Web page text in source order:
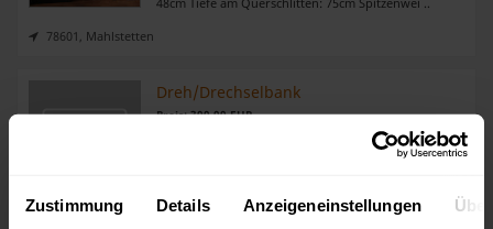
Zustimmung Details Anzeigeneinstellungen
78601, Mahlstetten
Dreh/Drechselbank
Preis: 300,00 EUR
Älteres Modell, jedoch in
gutem und gepflegtem Zustand Technische Daten:
(Grauguss) Kreuz ..